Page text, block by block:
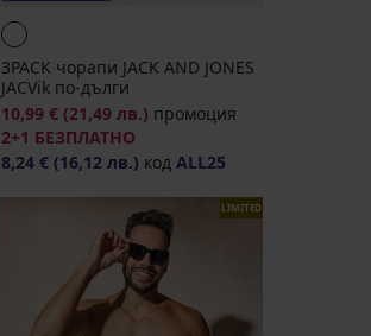
3PACK чорапи JACK AND JONES
JACVik по-дълги
10,99 € (21,49 лв.) промоция
2+1 БЕЗПЛАТНО
8,24 € (16,12 лв.) код ALL25
LIMITED